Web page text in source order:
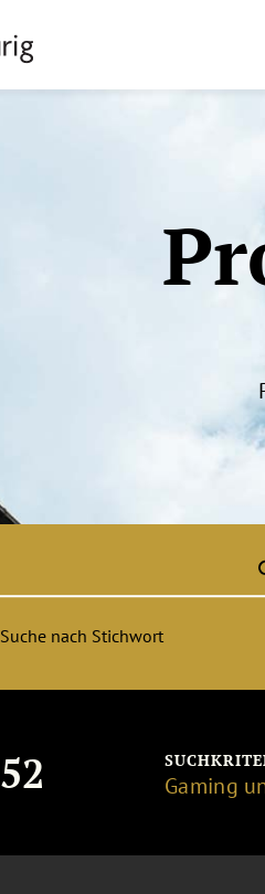
Suche nach Stichwort
52 Gaming